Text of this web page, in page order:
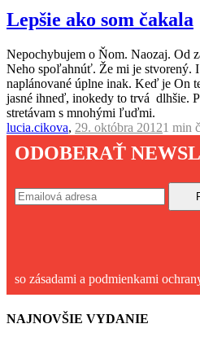
Lepšie ako som čakala
Nepochybujem o Ňom. Naozaj. Od
Neho spoľahnúť. Že mi je stvorený.
naplánované úplne inak. Keď je On
jasné ihneď, inokedy to trvá dlhšie.
stretávam s mnohými ľuďmi.
lucia.cikova, 29. októbra 20121 min
ODOBERAŤ
so zásadami a podmienkami
NAJNOVŠIE VYDANIE